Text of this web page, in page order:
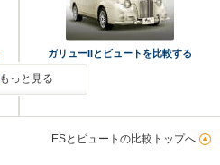
ガリューIIとビュートを比較する
もっと見る
ESとビュートの比較トップへ